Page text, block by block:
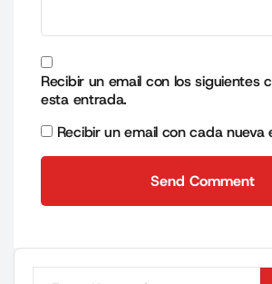
Recibir un email con los siguientes
esta entrada.
Recibir un email con cada nueva
Send Comment